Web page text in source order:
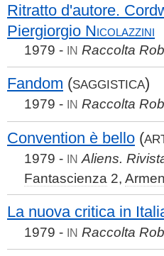
Ritratto d'autore.
Piergiorgio Nicolazzini
1979 - IN Raccolta
Fandom (SAGGISTICA)
1979 - IN Raccolta
Convention è bello (
1979 - IN Aliens.
Fantascienza 2,
La nuova critica in
1979 - IN Raccolta